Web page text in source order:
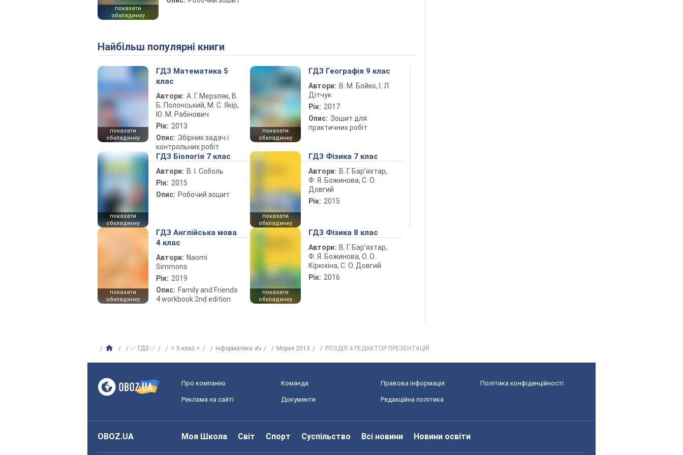
показати
обкладинку
Найбільш популярні книги
показати
обкладинку
ГДЗ Математика 5
клас
Автори: А. Г. Мерзляк, В.
Б. Полонський, М. С. Якір,
Ю. М. Рабінович
Рік: 2013
Опис: Збірник задач і
контрольних робіт
показати
обкладинку
ГДЗ Географія 9 клас
Автори: В. М. Бойко, І. Л.
Дітчук
Рік: 2017
Опис: Зошит для
практичних робіт
показати
обкладинку
ГДЗ Біологія 7 клас
Автори: В. І. Соболь
Рік: 2015
Опис: Робочий зошит
показати
обкладинку
ГДЗ Фізика 7 клас
Автори: В. Г. Бар’яхтар,
Ф. Я. Божинова, С. О.
Довгий
Рік: 2015
показати
обкладинку
ГДЗ Англійська мова
4 клас
Автори: Naomi
Simmons
Рік: 2019
Опис: Family and Friends
4 workbook 2nd edition
показати
обкладинку
ГДЗ Фізика 8 клас
Автори: В. Г. Бар’яхтар,
Ф. Я. Божинова, О. О.
Кірюхіна, С. О. Довгий
Рік: 2016
✅ ГДЗ ✅ ⚡ 5 клас ⚡ Інформатика ✍ Морзе 2013 РОЗДІЛ 4 РЕДАКТОР ПРЕЗЕНТАЦІЙ
Про компанію Команда Правова інформація Політика конфіденційності
Реклама на сайті Документи Редакційна політика
OBOZ.UA Моя Школа Світ Спорт Суспільство Всі новини Новини освіти